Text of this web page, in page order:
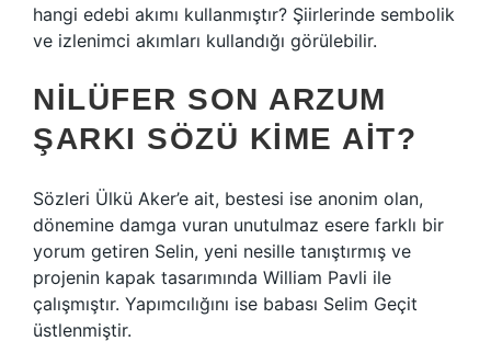
hangi edebi akımı kullanmıştır? Şiirlerinde sembolik
ve izlenimci akımları kullandığı görülebilir.
NILÜFER SON ARZUM
ŞARKI SÖZÜ KIME AIT?
Sözleri Ülkü Aker’e ait, bestesi ise anonim olan,
dönemine damga vuran unutulmaz esere farklı bir
yorum getiren Selin, yeni nesille tanıştırmış ve
projenin kapak tasarımında William Pavli ile
çalışmıştır. Yapımcılığını ise babası Selim Geçit
üstlenmiştir.